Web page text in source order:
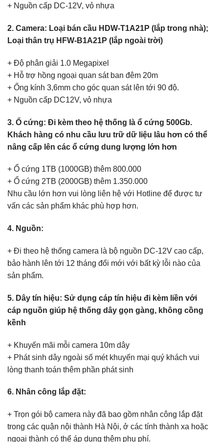
+ Nguồn cấp DC-12V, vỏ nhựa
2. Camera: Loại bán cầu HDW-T1A21P (lắp trong nhà);
Loại thân trụ HFW-B1A21P (lắp ngoài trời)
+ Độ phân giải 1.0 Megapixel
+ Hỗ trợ hồng ngoại quan sát ban đêm 20m
+ Ống kính 3,6mm cho góc quan sát lên tới 90 độ.
+ Nguồn cấp DC12V, vỏ nhựa
3. Ổ cứng: Đi kèm theo hệ thống là ổ cứng 500Gb.
Khách hàng có nhu cầu lưu trữ dữ liệu lâu hơn có thể
nâng cấp lên các ổ cứng dung lượng lớn hơn
+ Ổ cứng 1TB (1000GB) thêm 800.000
+ Ổ cứng 2TB (2000GB) thêm 1.350.000
Nhu cầu lớn hơn vui lòng liên hệ với Hotline để được tư
vấn các sản phẩm khác phù hợp hơn.
4. Nguồn:
+ Đi theo hệ thống camera là bộ nguồn DC-12V cao cấp,
bảo hành lên tới 12 tháng đổi mới với bất kỳ lỗi nào của
sản phẩm.
5. Dây tín hiệu: Sử dụng cáp tín hiệu đi kèm liền với
cáp nguồn giúp hệ thống dây gọn gàng, không cồng
kềnh
+ Khuyến mãi mỗi camera 10m dây
+ Phát sinh dây ngoài số mét khuyến mại quý khách vui
lòng thanh toán thêm phần phát sinh
6. Nhân công lắp đặt:
+ Trọn gói bộ camera này đã bao gồm nhân công lắp đặt
trong các quận nội thành Hà Nội, ở các tính thành xa hoặc
ngoại thành có thể áp dụng thêm phụ phí.